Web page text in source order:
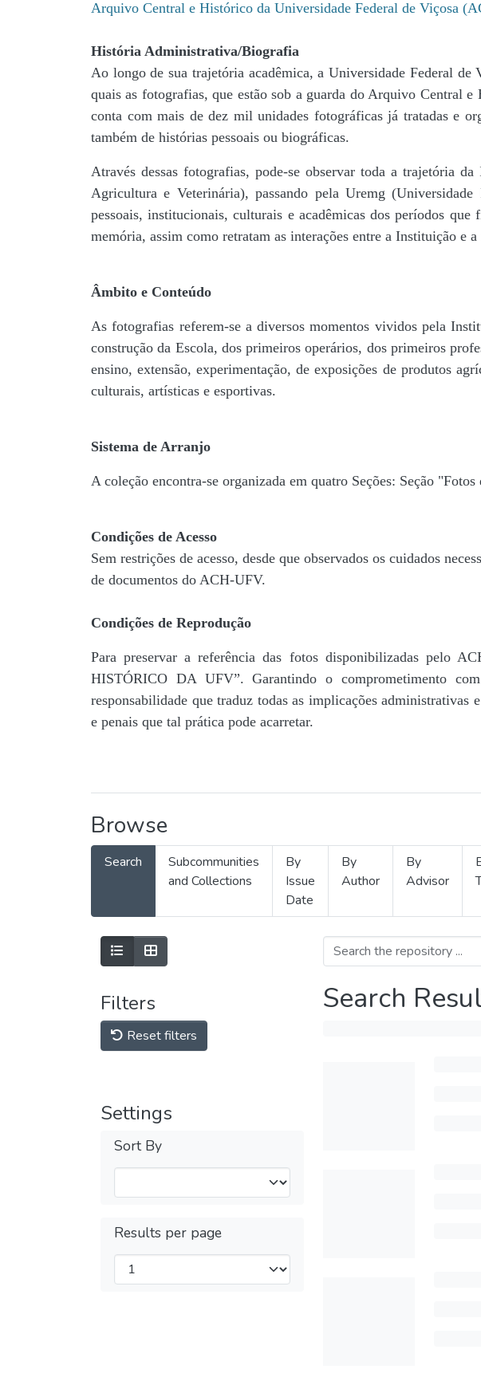
Arquivo Central e Histórico da Universidade Federal de Viçosa
História Administrativa/Biografia
Ao longo de sua trajetória acadêmica, a Universidade Federal
quais as fotografias, que estão sob a guarda do Arquivo
conta com mais de dez mil unidades fotográficas já tratadas e
também de histórias pessoais ou biográficas.
Através dessas fotografias, pode-se observar toda a trajetória
Agricultura e Veterinária), passando pela Uremg
pessoais, institucionais, culturais e acadêmicas dos períodos
memória, assim como retratam as interações entre a Instituição e
Âmbito e Conteúdo
As fotografias referem-se a diversos momentos vividos pela
construção da Escola, dos primeiros operários, dos primeiros
ensino, extensão, experimentação, de exposições de produtos
culturais, artísticas e esportivas.
Sistema de Arranjo
A coleção encontra-se organizada em quatro Seções: Seção
Condições de Acesso
Sem restrições de acesso, desde que observados os cuidados
de documentos do ACH-UFV.
Condições de Reprodução
Para preservar a referência das fotos disponibilizadas pelo
HISTÓRICO DA UFV”. Garantindo o comprometimento
responsabilidade que traduz todas as implicações administrativas
e penais que tal prática pode acarretar.
Browse
Search
Subcommunities
and Collections
By
Issue
Date
By
Author
By
Advisor
Filters
Reset filters
Settings
Sort By
Results per page
Search